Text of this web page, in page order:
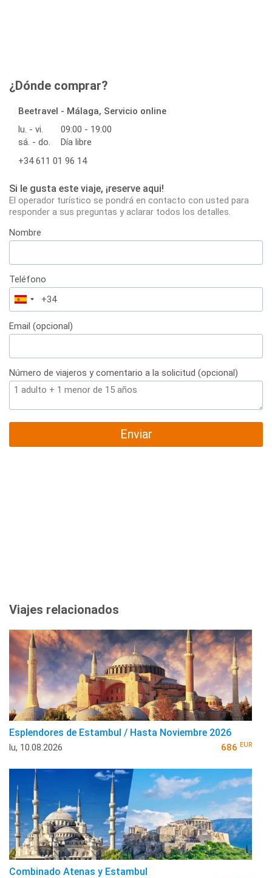
¿Dónde comprar?
Beetravel - Málaga, Servicio online
lu. - vi.
09:00 - 19:00
sá. - do.
Día libre
+34 611 01 96 14
Si le gusta este viaje, ¡reserve aqui!
El operador turístico se pondrá en contacto con usted para
responder a sus preguntas y aclarar todos los detalles.
Nombre
Teléfono
España
+34
Email (opcional)
Número de viajeros y comentario a la solicitud (opcional)
Enviar
Viajes relacionados
Esplendores de Estambul / Hasta Noviembre 2026
lu, 10.08.2026 686 EUR
Combinado Atenas y Estambul